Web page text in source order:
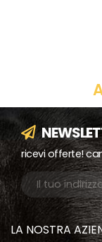
ricevi offerte!
LA NOSTRA